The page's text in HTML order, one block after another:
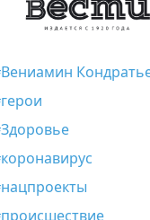
Вениамин
герои
Здоровье
коронавирус
нацпроекты
происшествие